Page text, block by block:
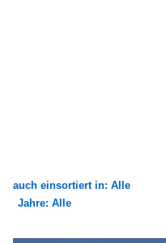
auch einsortiert in: Alle
Jahre: Alle